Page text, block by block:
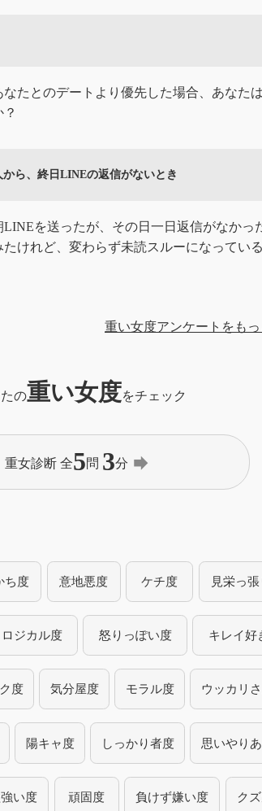
たとのデートより優先した場合、あなた
ら、終日LINEの返信がないとき
を送ったが、その日一日返信がなかっ
けれど、変わらず未読スルーになってい
重い女度アンケートをもっ
の重い女度をチェック
重女診断 全5問 3分 forward
ち度 意地悪度 ケチ度 見栄っ
ロジカル度 怒りっぽい度 キレイ好
度 気分屋度 モラル度 ウッカリ
陽キャ度 しっかり者度 思いやり
い度 頑固度 負けず嫌い度 ク